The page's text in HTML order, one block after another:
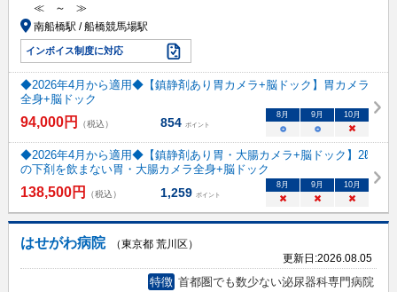
≪ ～ ≫
南船橋駅 / 船橋競馬場駅
インボイス制度に対応
◆2026年4月から適用◆【鎮静剤あり胃カメラ+脳ドック】胃カメラ
全身+脳ドック
94,000円 （税込） 854 ポイント
8 月 9 月 10月
○ ○ ×
◆2026年4月から適用◆【鎮静剤あり胃・大腸カメラ+脳ドック】2ℓ
の下剤を飲まない胃・大腸カメラ全身+脳ドック
138,500円 （税込） 1,259 ポイント
8 月 9 月 10月
× × ×
はせがわ病院
（東京都 荒川区）
更新日:2026.08.05
特徴 首都圏でも数少ない泌尿器科専門病院